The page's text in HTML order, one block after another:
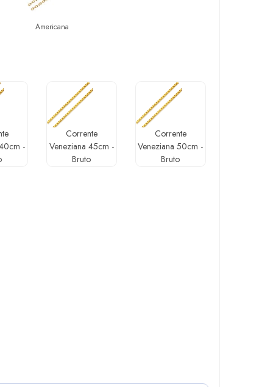
Americana
-
Corrente
Veneziana 45cm -
Bruto
Corrente
Veneziana 50cm -
Bruto